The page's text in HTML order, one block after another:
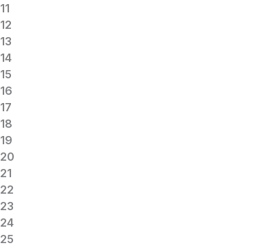
11
12
13
14
15
16
17
18
19
20
21
22
23
24
25